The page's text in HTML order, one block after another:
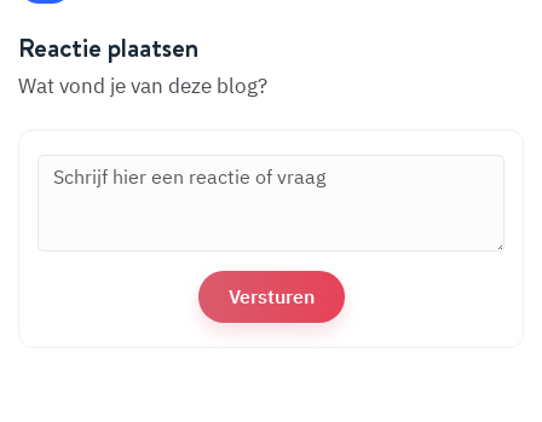
Reactie plaatsen
Wat vond je van deze blog?